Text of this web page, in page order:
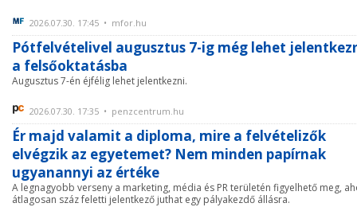
2026.07.30. 17:45 • mfor.hu
Pótfelvételivel augusztus 7-ig még lehet
a felsőoktatásba
Augusztus 7-én éjfélig lehet jelentkezni.
2026.07.30. 17:35 • penzcentrum.hu
Ér majd valamit a diploma, mire a felvételizők
elvégzik az egyetemet? Nem minden papírnak
ugyanannyi az értéke
A legnagyobb verseny a marketing, média és PR területén figyelhető meg,
átlagosan száz feletti jelentkező juthat egy pályakezdő állásra.